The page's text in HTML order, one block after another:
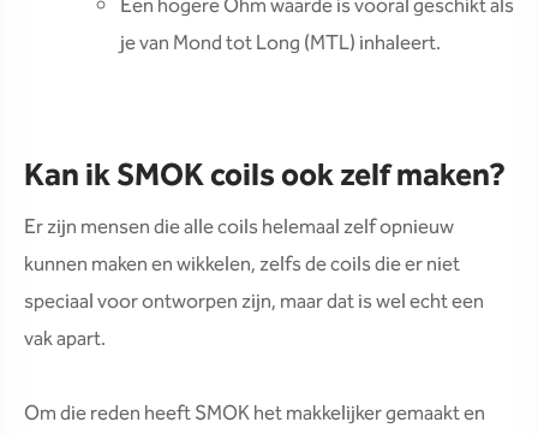
Een hogere Ohm waarde is vooral geschikt als
je van Mond tot Long (MTL) inhaleert.
Kan ik SMOK coils ook zelf maken?
Er zijn mensen die alle coils helemaal zelf opnieuw
kunnen maken en wikkelen, zelfs de coils die er niet
speciaal voor ontworpen zijn, maar dat is wel echt een
vak apart.
Om die reden heeft SMOK het makkelijker gemaakt en